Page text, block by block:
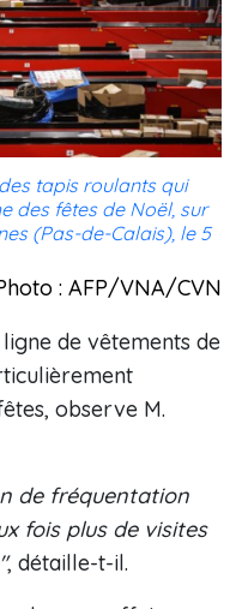
tapis roulants qui
des fêtes de Noël, sur
(Pas-de-Calais), le 5
: AFP/VNA/CVN
de vêtements de
observe M.
de fréquentation
fois plus de visites
, détaille-t-il.